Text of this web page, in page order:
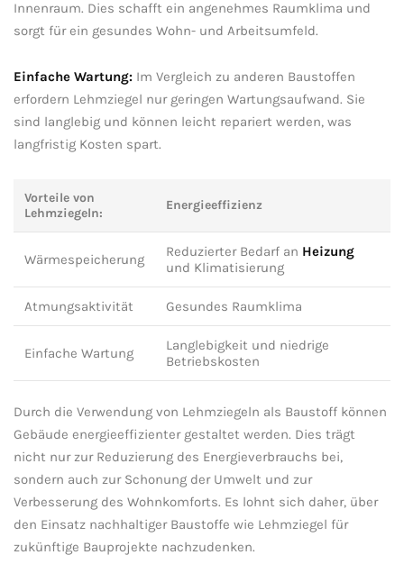
Innenraum. Dies schafft ein⁤ angenehmes Raumklima und​
sorgt ⁤für ein gesundes Wohn- und⁢ Arbeitsumfeld.
Einfache‍ Wartung: Im Vergleich ‌zu anderen ‍Baustoffen
erfordern⁤ Lehmziegel nur geringen Wartungsaufwand. Sie
sind langlebig⁣ und können leicht ⁢repariert​ werden, ‍was
langfristig Kosten​ spart.
Vorteile von ​
Lehmziegeln:
Energieeffizienz
Wärmespeicherung Reduzierter Bedarf an Heizung
und Klimatisierung
Atmungsaktivität Gesundes Raumklima
Einfache Wartung
Langlebigkeit ‌und niedrige
Betriebskosten
Durch ⁢die‌ Verwendung ​von Lehmziegeln als Baustoff können
Gebäude energieeffizienter gestaltet werden. Dies⁤ trägt
nicht nur zur Reduzierung ​des ​Energieverbrauchs bei,
sondern auch zur Schonung der Umwelt und zur​
Verbesserung des Wohnkomforts. ⁢Es lohnt sich daher, über‍
den Einsatz nachhaltiger​ Baustoffe wie⁣ Lehmziegel für
zukünftige Bauprojekte ‍nachzudenken.